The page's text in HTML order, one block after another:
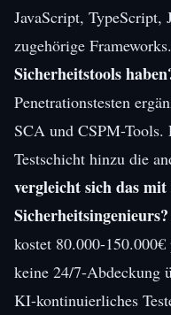
JavaScript, TypeScript,
zugehörige Frameworks.
Sicherheitstools
Penetrationstesten
SCA und CSPM-Tools.
Testschicht hinzu die
vergleicht sich das
Sicherheitsingenieurs?
kostet 80.000-
keine 24/7-Abdeckung
KI-kontinuierliches